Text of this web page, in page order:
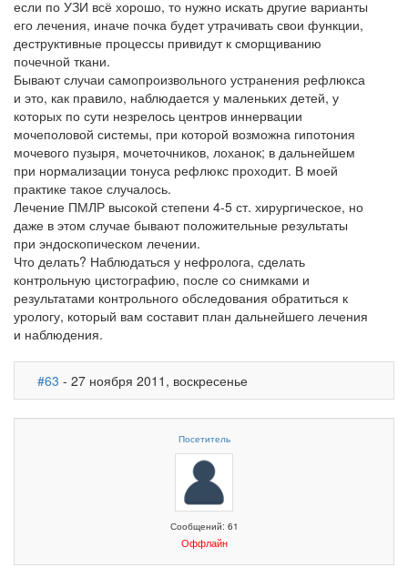
если по УЗИ всё хорошо, то нужно искать другие варианты
его лечения, иначе почка будет утрачивать свои функции,
деструктивные процессы привидут к сморщиванию
почечной ткани.
Бывают случаи самопроизвольного устранения рефлюкса
и это, как правило, наблюдается у маленьких детей, у
которых по сути незрелось центров иннервации
мочеполовой системы, при которой возможна гипотония
мочевого пузыря, мочеточников, лоханок; в дальнейшем
при нормализации тонуса рефлюкс проходит. В моей
практике такое случалось.
Лечение ПМЛР высокой степени 4-5 ст. хирургическое, но
даже в этом случае бывают положительные результаты
при эндоскопическом лечении.
Что делать? Наблюдаться у нефролога, сделать
контрольную цистографию, после со снимками и
результатами контрольного обследования обратиться к
урологу, который вам составит план дальнейшего лечения
и наблюдения.
#63 - 27 ноября 2011, воскресенье
Посетитель
Сообщений: 61
Оффлайн